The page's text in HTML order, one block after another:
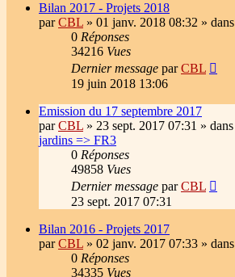
Bilan 2017 - Projets 2018
parCBL » 01 janv. 2018 08:32 » dans
0 Réponses
34216 Vues
Dernier message parCBL
19 juin 2018 13:06
Emission du 17 septembre 2017
parCBL » 23 sept. 2017 07:31 » dans
jardins => FR3
0 Réponses
49858 Vues
Dernier message parCBL
23 sept. 2017 07:31
Bilan 2016 - Projets 2017
parCBL » 02 janv. 2017 07:33 » dans
0 Réponses
34335 Vues